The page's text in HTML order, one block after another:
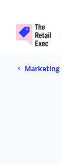
Marketing
Marketing